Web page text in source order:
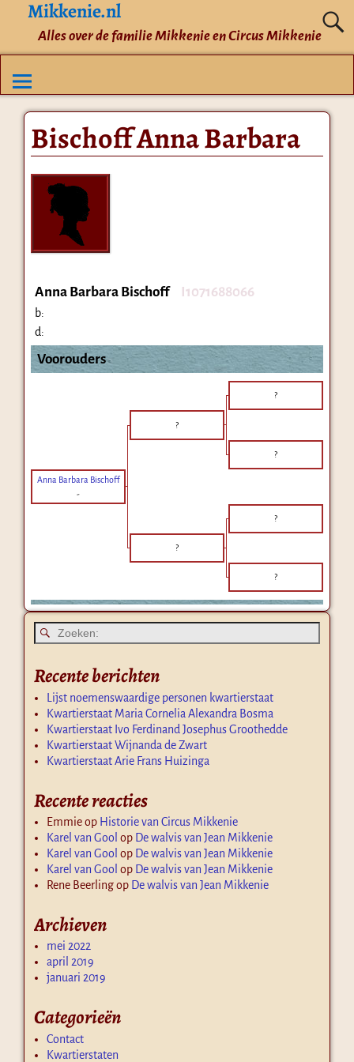
Mikkenie.nl
Alles over de familie Mikkenie en Circus Mikkenie
Bischoff Anna Barbara
Anna Barbara Bischoff I1071688066
b:
d:
Voorouders
?
?
?
Anna Barbara Bischoff
-
?
?
?
Recente berichten
Lijst noemenswaardige personen kwartierstaat
Kwartierstaat Maria Cornelia Alexandra Bosma
Kwartierstaat Ivo Ferdinand Josephus Groothedde
Kwartierstaat Wijnanda de Zwart
Kwartierstaat Arie Frans Huizinga
Recente reacties
Emmieop Historie van Circus Mikkenie
Karel van Gool op De walvis van Jean Mikkenie
Karel van Gool op De walvis van Jean Mikkenie
Karel van Gool op De walvis van Jean Mikkenie
Rene Beerlingop De walvis van Jean Mikkenie
Archieven
mei 2022
april 2019
januari 2019
Categorieën
Contact
Kwartierstaten